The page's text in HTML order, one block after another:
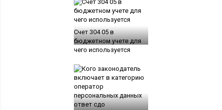
Счет 304 05 в
бюджетном учете для
чего используется